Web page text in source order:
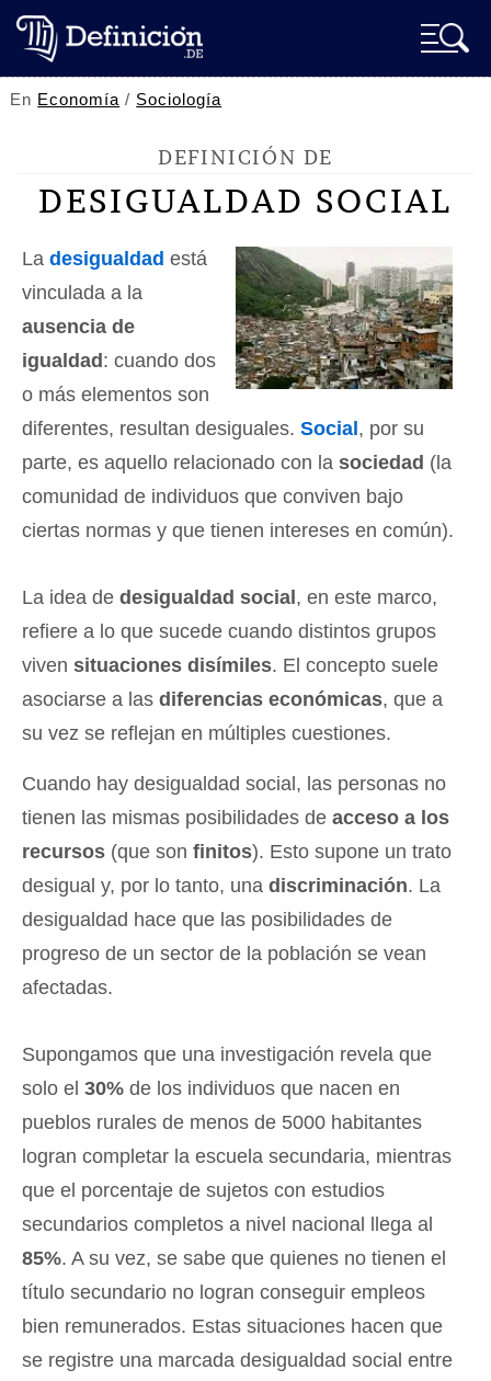
En Economía / Sociología
DEFINICIÓN DE
DESIGUALDAD SOCIAL
La desigualdad está
vinculada a la
ausencia de
igualdad : cuando dos
o más elementos son
diferentes, resultan desiguales. Social , por su
parte, es aquello relacionado con la sociedad (la
comunidad de individuos que conviven bajo
ciertas normas y que tienen intereses en común).
La idea de desigualdad social , en este marco,
refiere a lo que sucede cuando distintos grupos
viven situaciones disímiles. El concepto suele
asociarse a las diferencias económicas, que a
su vez se reflejan en múltiples cuestiones.
Cuando hay desigualdad social, las personas no
tienen las mismas posibilidades de acceso a los
recursos (que son finitos). Esto supone un trato
desigual y, por lo tanto, una discriminación. La
desigualdad hace que las posibilidades de
progreso de un sector de la población se vean
afectadas.
Supongamos que una investigación revela que
solo el 30% de los individuos que nacen en
pueblos rurales de menos de 5000 habitantes
logran completar la escuela secundaria, mientras
que el porcentaje de sujetos con estudios
secundarios completos a nivel nacional llega al
85%. A su vez, se sabe que quienes no tienen el
título secundario no logran conseguir empleos
bien remunerados. Estas situaciones hacen que
se registre una marcada desigualdad social entre